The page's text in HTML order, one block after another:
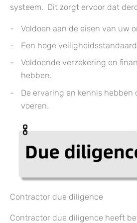
systeem. Dit zorgt ervoor dat
Voldoen aan de eisen van uw
Een hoge
Voldoende verzekering en
hebben.
De ervaring en kennis hebben
voeren.
Contractor due diligence
Contractor due diligence heeft